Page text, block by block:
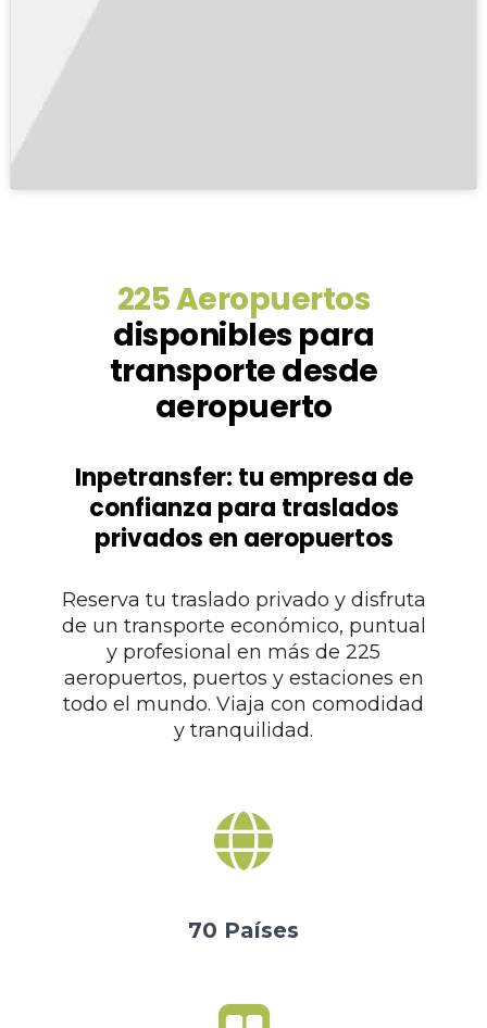
225 Aeropuertos
disponibles para
transporte desde
aeropuerto
Inpetransfer: tu empresa de
confianza para traslados
privados en aeropuertos
Reserva tu traslado privado y disfruta
de un transporte económico, puntual
y profesional en más de 225
aeropuertos, puertos y estaciones en
todo el mundo. Viaja con comodidad
y tranquilidad.
70 Países